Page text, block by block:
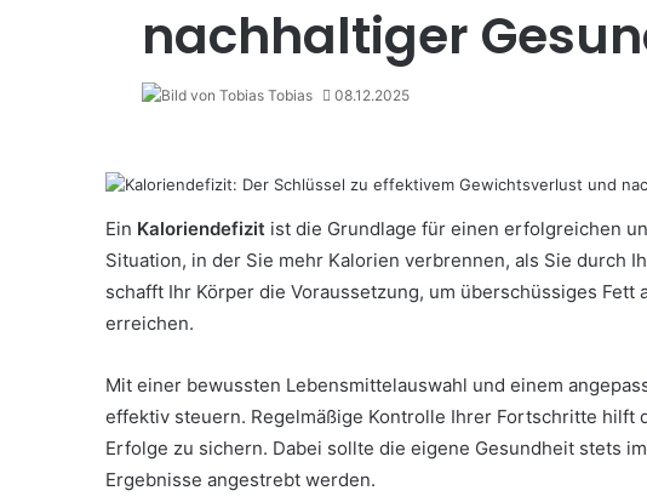
nachhaltiger
Tobias 08.12.2025
Ein Kaloriendefizit ist die Grundlage für einen erfolgreichen
Situation, in der Sie mehr Kalorien verbrennen, als Sie durch
schafft Ihr Körper die Voraussetzung, um überschüssiges Fett
erreichen.
Mit einer bewussten Lebensmittelauswahl und einem
effektiv steuern. Regelmäßige Kontrolle Ihrer Fortschritte hilft
Erfolge zu sichern. Dabei sollte die eigene Gesundheit stets
Ergebnisse angestrebt werden.